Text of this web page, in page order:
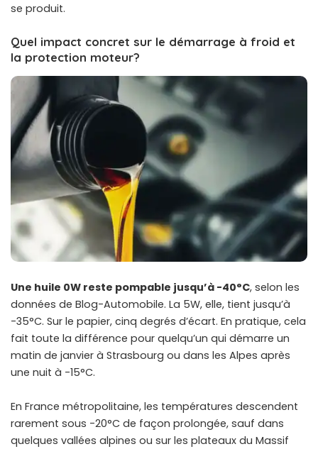
se produit.
Quel impact concret sur le démarrage à froid et
la protection moteur?
Une huile 0W reste pompable jusqu’à -40°C, selon les
données de Blog-Automobile. La 5W, elle, tient jusqu’à
-35°C. Sur le papier, cinq degrés d’écart. En pratique, cela
fait toute la différence pour quelqu’un qui démarre un
matin de janvier à Strasbourg ou dans les Alpes après
une nuit à -15°C.
En France métropolitaine, les températures descendent
rarement sous -20°C de façon prolongée, sauf dans
quelques vallées alpines ou sur les plateaux du Massif